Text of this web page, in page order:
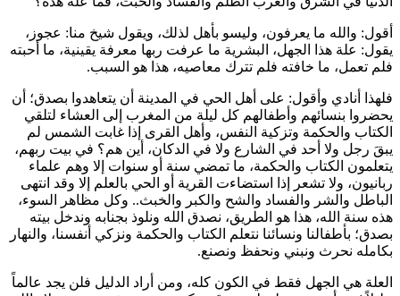
أقول: والله ما يعرفون، وليسو بأهل لذلك، ويقول شيخ منا: عجوز،
يقول: علة هذا الجهل، البشرية ما عرفت ربها معرفة يقينية، ما أحبته
فلم تعمل، ما خافته فلم تترك معاصيه، هذا هو السبب.
فلهذا أنادي وأقول: على أهل الحي في المدينة أن يتعاهدوا بصدق؛ أن
يحضروا بنسائهم وأطفالهم كل ليلة من المغرب إلى العشاء لتلقي
الكتاب والحكمة وتزكية النفس، وأهل القرى إذا غابت الشمس لم
يبقَ رجل ولا أحد في الشارع ولا في الدكان، أين هم؟ في بيت ربهم،
يتعلمون الكتاب والحكمة، ما تمضي سنة أو سنوات إلا وهم علماء
ربانيون، ولا تشعر إذا استضاءت القرية أو الحي بالعلم إلا وقد انتهى
الباطل والشر والفساد والشح والكبر والخبث.. وكل مظاهر السوء،
هذه سنة الله، هذا هو الطريق، نصدق الله ونلوذ بجنابه وندخل بيته
بصدق؛ بأطفالنا ونسائنا نتعلم الكتاب والحكمة ونزكي أنفسنا، والنهار
بكامله نحرث ونبني ونحفظ ونصنع.
العلة هي الجهل فقط في الكون كله، ومن أراد الدليل فلن يجد عالماً